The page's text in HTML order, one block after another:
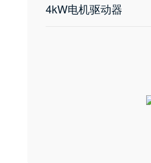
4kW电机驱动器